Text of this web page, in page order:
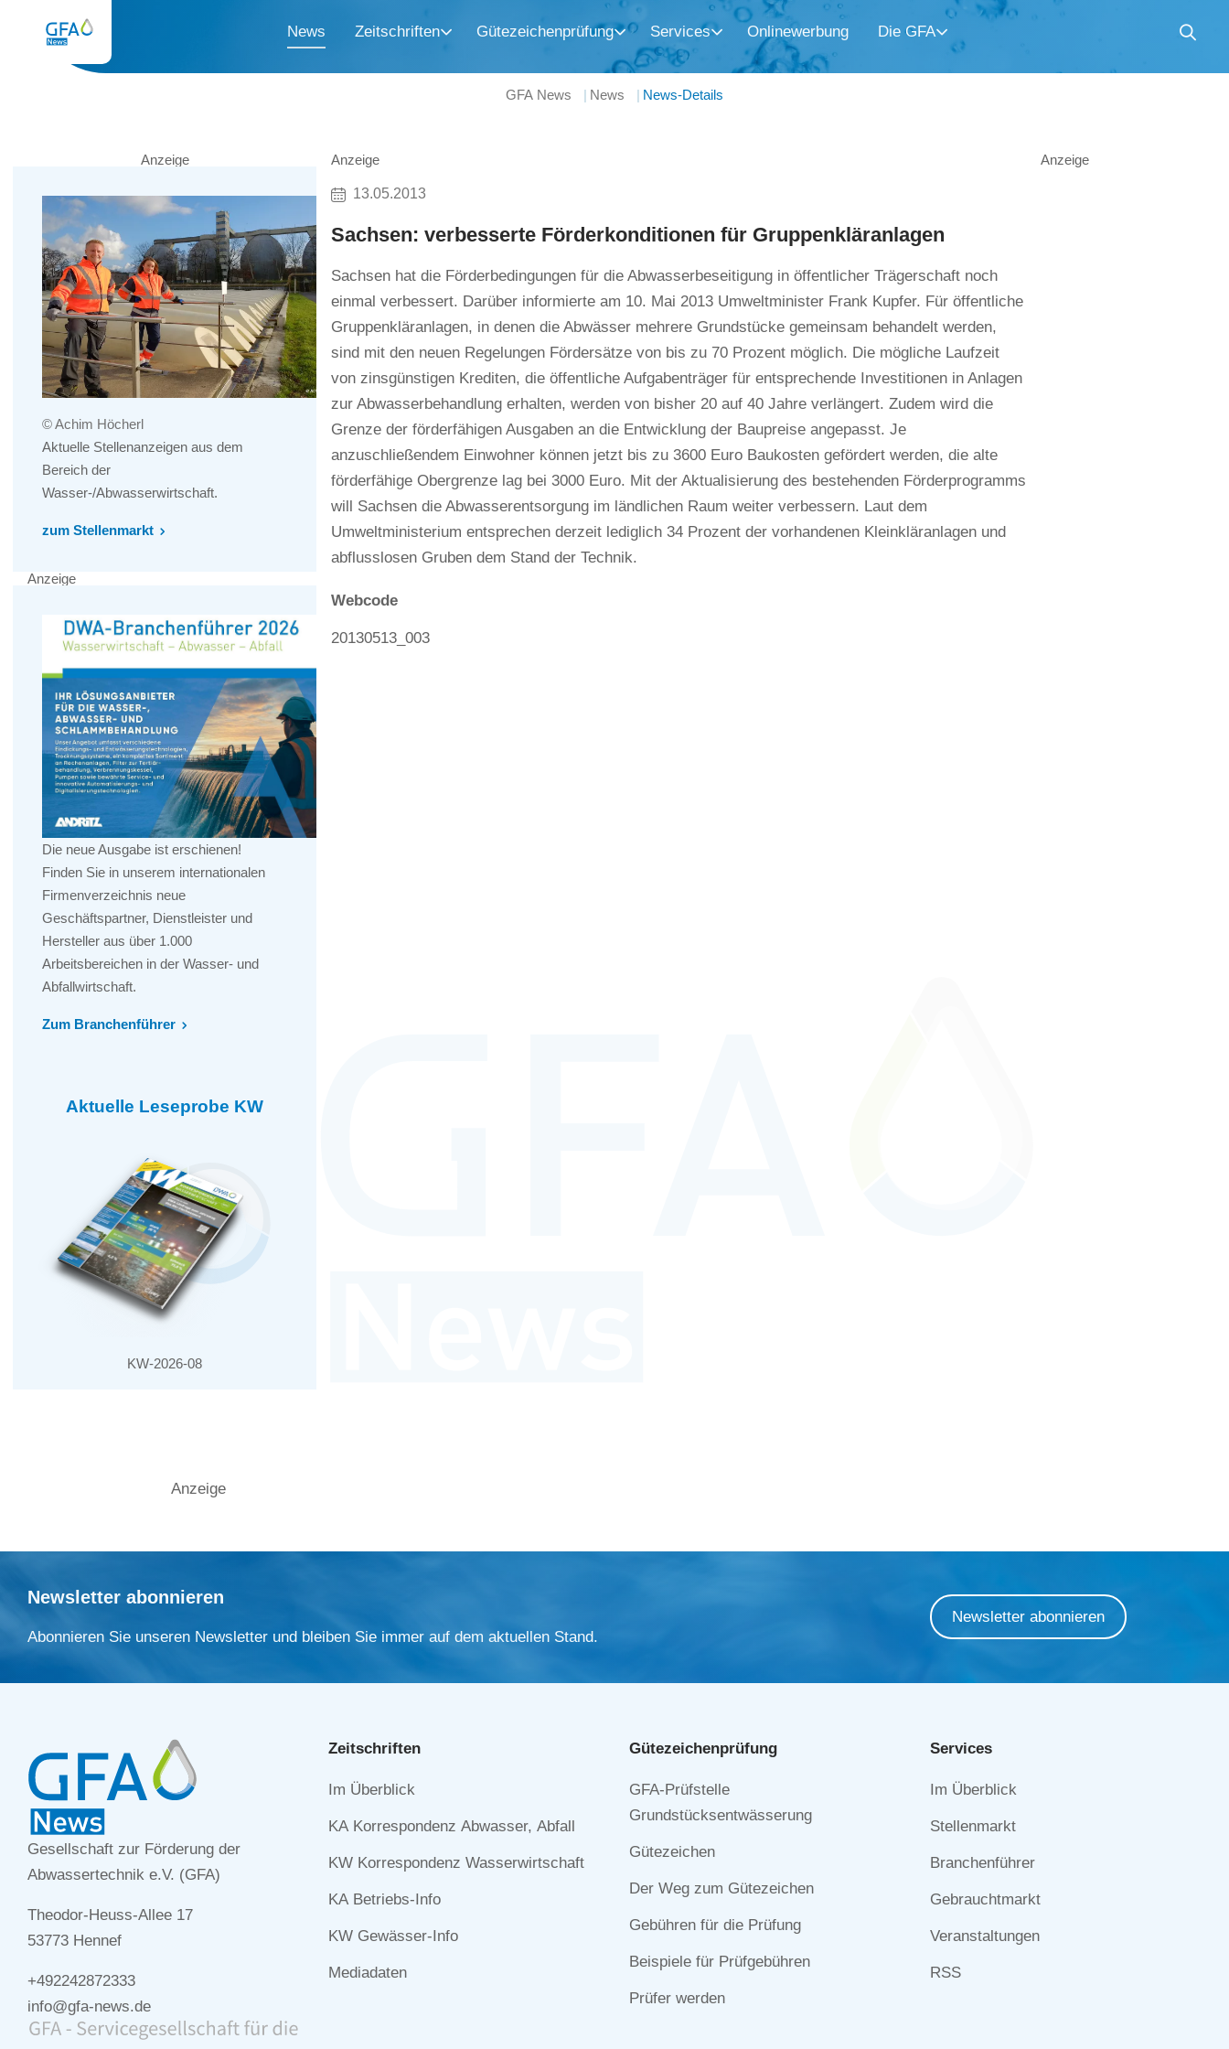
News Zeitschriften Gütezeichenprüfung Services Onlinewerbung Die GFA
GFA News News News-Details
Anzeige
13.05.2013
Sachsen: verbesserte Förderkonditionen für Gruppenkläranlagen
Sachsen hat die Förderbedingungen für die Abwasserbeseitigung in öffentlicher Trägerschaft noch
einmal verbessert. Darüber informierte am 10. Mai 2013 Umweltminister Frank Kupfer. Für öffentliche
Gruppenkläranlagen, in denen die Abwässer mehrere Grundstücke gemeinsam behandelt werden,
sind mit den neuen Regelungen Fördersätze von bis zu 70 Prozent möglich. Die mögliche Laufzeit
von zinsgünstigen Krediten, die öffentliche Aufgabenträger für entsprechende Investitionen in Anlagen
zur Abwasserbehandlung erhalten, werden von bisher 20 auf 40 Jahre verlängert. Zudem wird die
Grenze der förderfähigen Ausgaben an die Entwicklung der Baupreise angepasst. Je
anzuschließendem Einwohner können jetzt bis zu 3600 Euro Baukosten gefördert werden, die alte
förderfähige Obergrenze lag bei 3000 Euro. Mit der Aktualisierung des bestehenden Förderprogramms
will Sachsen die Abwasserentsorgung im ländlichen Raum weiter verbessern. Laut dem
Umweltministerium entsprechen derzeit lediglich 34 Prozent der vorhandenen Kleinkläranlagen und
abflusslosen Gruben dem Stand der Technik.
Webcode
20130513_003
Anzeige
© Achim Höcherl
Aktuelle Stellenanzeigen aus dem
Bereich der
Wasser-/Abwasserwirtschaft.
zum Stellenmarkt
Anzeige
Die neue Ausgabe ist erschienen!
Finden Sie in unserem internationalen
Firmenverzeichnis neue
Geschäftspartner, Dienstleister und
Hersteller aus über 1.000
Arbeitsbereichen in der Wasser- und
Abfallwirtschaft.
Zum Branchenführer
Aktuelle Leseprobe KW
KW-2026-08
Anzeige
Anzeige
Newsletter abonnieren
Abonnieren Sie unseren Newsletter und bleiben Sie immer auf dem aktuellen Stand.
Newsletter abonnieren
Gesellschaft zur Förderung der
Abwassertechnik e.V. (GFA)
Theodor-Heuss-Allee 17
53773 Hennef
+492242872333
info@gfa-news.de
Zeitschriften
Navigation
Im Überblick
KA Korrespondenz Abwasser, Abfall
KW Korrespondenz Wasserwirtschaft
KA Betriebs-Info
KW Gewässer-Info
Mediadaten
Gütezeichen­prüfung
Navigation
überspringen
GFA-Prüfstelle
Grundstücksentwässerung
Gütezeichen
Der Weg zum Gütezeichen
Gebühren für die Prüfung
Beispiele für Prüfgebühren
Prüfer werden
Services
Navigation
Im Überblick
Stellenmarkt
Branchenführer
Gebrauchtmarkt
Veranstaltungen
RSS